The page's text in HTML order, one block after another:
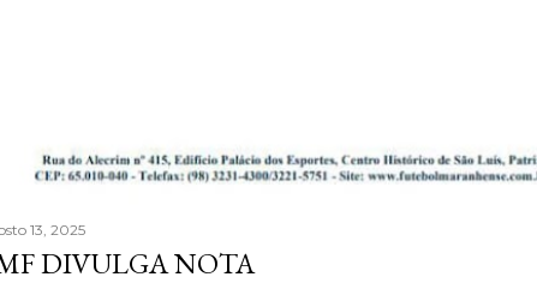
13, 2025
DIVULGA NOTA